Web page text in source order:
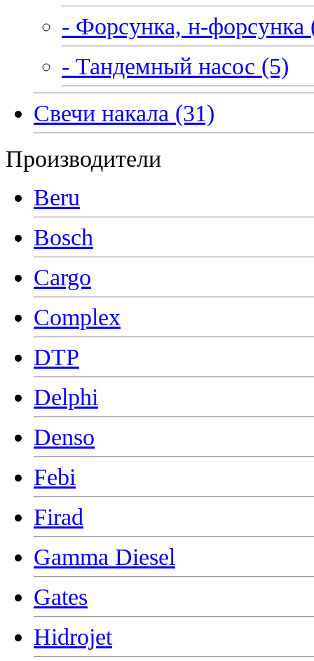
- Форсунка, н-форсунка
- Тандемный насос (5)
Свечи накала (31)
Производители
Beru
Bosch
Cargo
Complex
DTP
Delphi
Denso
Febi
Firad
Gamma Diesel
Gates
Hidrojet